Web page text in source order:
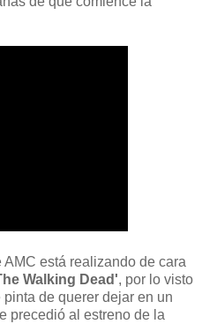
está realizando de cara
Walking Dead', por lo visto
de querer dejar en un
precedió al estreno de la